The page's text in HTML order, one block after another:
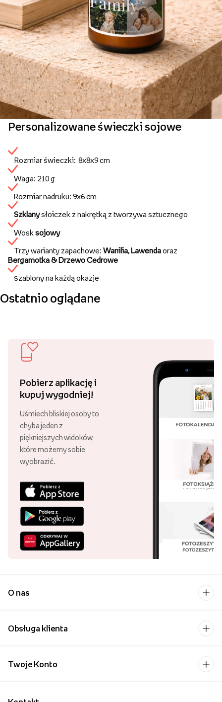
Personalizowane świeczki sojowe
Rozmiar świeczki: 8x8x9 cm
Waga: 210 g
Rozmiar nadruku: 9x6 cm
Szklanysłoiczek z nakrętką z tworzywa sztucznego
Wosk sojowy
Trzy warianty zapachowe: Wanilia, Lawendaoraz
Bergamotka & Drzewo Cedrowe
Szablony na każdą okazje
Ostatnio oglądane
Pobierz aplikację i
kupuj wygodniej!
Uśmiech bliskiej osoby to
chyba jeden z
piękniejszych widoków,
które możemy sobie
wyobrazić.
O nas
Obsługa klienta
Twoje Konto